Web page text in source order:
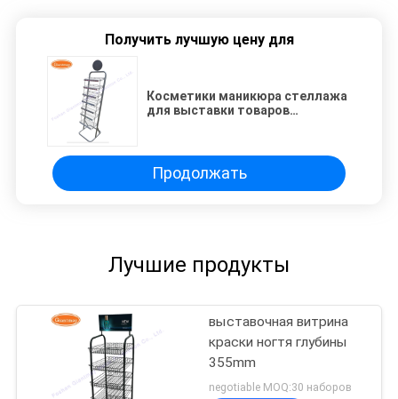
Получить лучшую цену для
Косметики маникюра стеллажа
для выставки товаров
Продолжать
Лучшие продукты
выставочная витрина
краски ногтя глубины
355mm
negotiable MOQ:30 наборов